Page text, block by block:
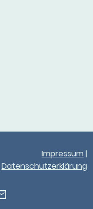
Impressum |
Datenschutzerklärung